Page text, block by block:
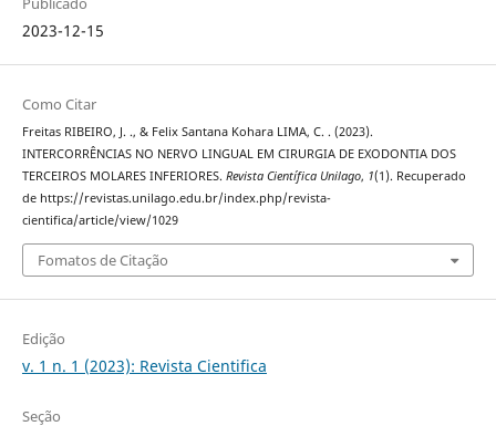
2023-12-15
Como Citar
Freitas RIBEIRO, J. ., & Felix Santana Kohara LIMA, C. . (2023).
INTERCORRÊNCIAS NO NERVO LINGUAL EM CIRURGIA DE EXODONTIA DOS
TERCEIROS MOLARES INFERIORES. Revista Científica Unilago, 1(1). Recuperado
de https://revistas.unilago.edu.br/index.php/revista-
cientifica/article/view/1029
Fomatos de Citação
Edição
v. 1 n. 1 (2023): Revista Cientifica
Seção